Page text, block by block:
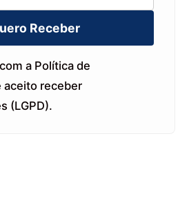
Receber
a Política de
aceito receber
(LGPD).